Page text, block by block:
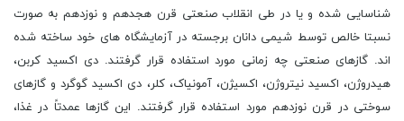
شناسایی شده و یا در طی انقلاب صنعتی قرن هجدهم و نوزدهم به صورت
نسبتا خالص توسط شیمی دانان برجسته در آزمایشگاه های خود ساخته شده
اند. گازهای صنعتی چه زمانی مورد استفاده قرار گرفتند. دی اکسید کربن،
هیدروژن، اکسید نیتروژن، اکسیژن، آمونیاک، کلر، دی اکسید گوگرد و گازهای
سوختی در قرن نوزدهم مورد استفاده قرار گرفتند. این گازها عمدتاً در غذا،